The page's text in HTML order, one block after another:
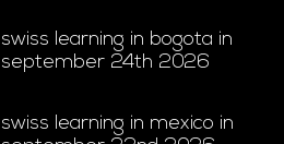
swiss learning in bogota in
september 24th 2026
swiss learning in mexico in